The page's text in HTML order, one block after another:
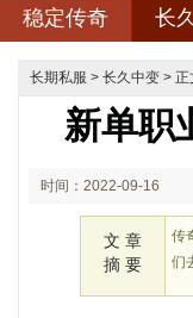
稳定传奇 长
长期私服 > 长久中变 > 正
新单职
时间：2022-09-16
文 章
摘 要
传
们